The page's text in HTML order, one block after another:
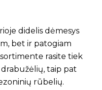
didelis dėmesys
bet ir patogiam
rasite tiek
taip pat
rūbelių.